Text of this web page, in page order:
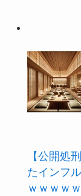
【公開処
たインフ
ｗｗｗｗ